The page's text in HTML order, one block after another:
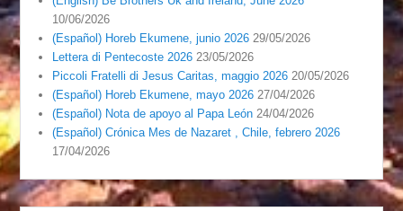
10/06/2026
(Español) Horeb Ekumene, junio 2026 29/05/2026
Lettera di Pentecoste 2026 23/05/2026
Piccoli Fratelli di Jesus Caritas, maggio 2026 20/05/2026
(Español) Horeb Ekumene, mayo 2026 27/04/2026
(Español) Nota de apoyo al Papa León 24/04/2026
(Español) Crónica Mes de Nazaret , Chile, febrero 2026
17/04/2026